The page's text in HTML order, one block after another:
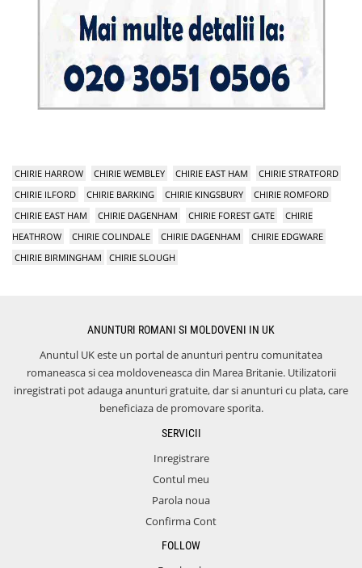
CHIRIE HARROW CHIRIE WEMBLEY CHIRIE EAST HAM
CHIRIE STRATFORD
CHIRIE ILFORD
CHIRIE BARKING CHIRIE KINGSBURY
CHIRIE ROMFORD
CHIRIE EAST HAM
CHIRIE DAGENHAM CHIRIE FOREST GATE
CHIRIE
HEATHROW
CHIRIE COLINDALE CHIRIE DAGENHAM
CHIRIE EDGWARE
CHIRIE BIRMINGHAM
CHIRIE SLOUGH
ANUNTURI ROMANI SI MOLDOVENI IN UK
Anuntul UK este un portal de anunturi pentru comunitatea
romaneasca si cea moldoveneasca din Marea Britanie. Utilizatorii
inregistrati pot adauga anunturi gratuite, dar si anunturi cu plata, care
beneficiaza de promovare sporita.
SERVICII
Inregistrare
Contul meu
Parola noua
Confirma Cont
FOLLOW